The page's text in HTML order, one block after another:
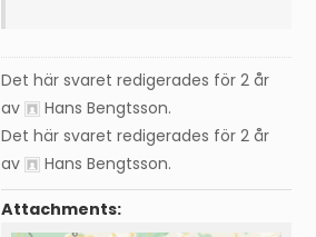
Det här svaret redigerades för 2 år
av
Hans Bengtsson.
Det här svaret redigerades för 2 år
av
Hans Bengtsson.
Attachments: